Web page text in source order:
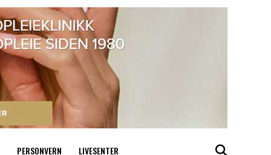
PERSONVERN LIVESENTER